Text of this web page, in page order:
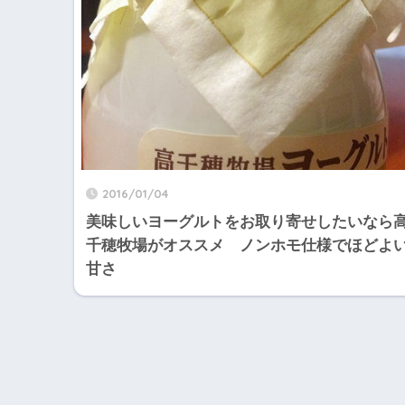
2016/01/04
美味しいヨーグルトをお取り寄せしたいなら
千穂牧場がオススメ ノンホモ仕様でほどよ
甘さ